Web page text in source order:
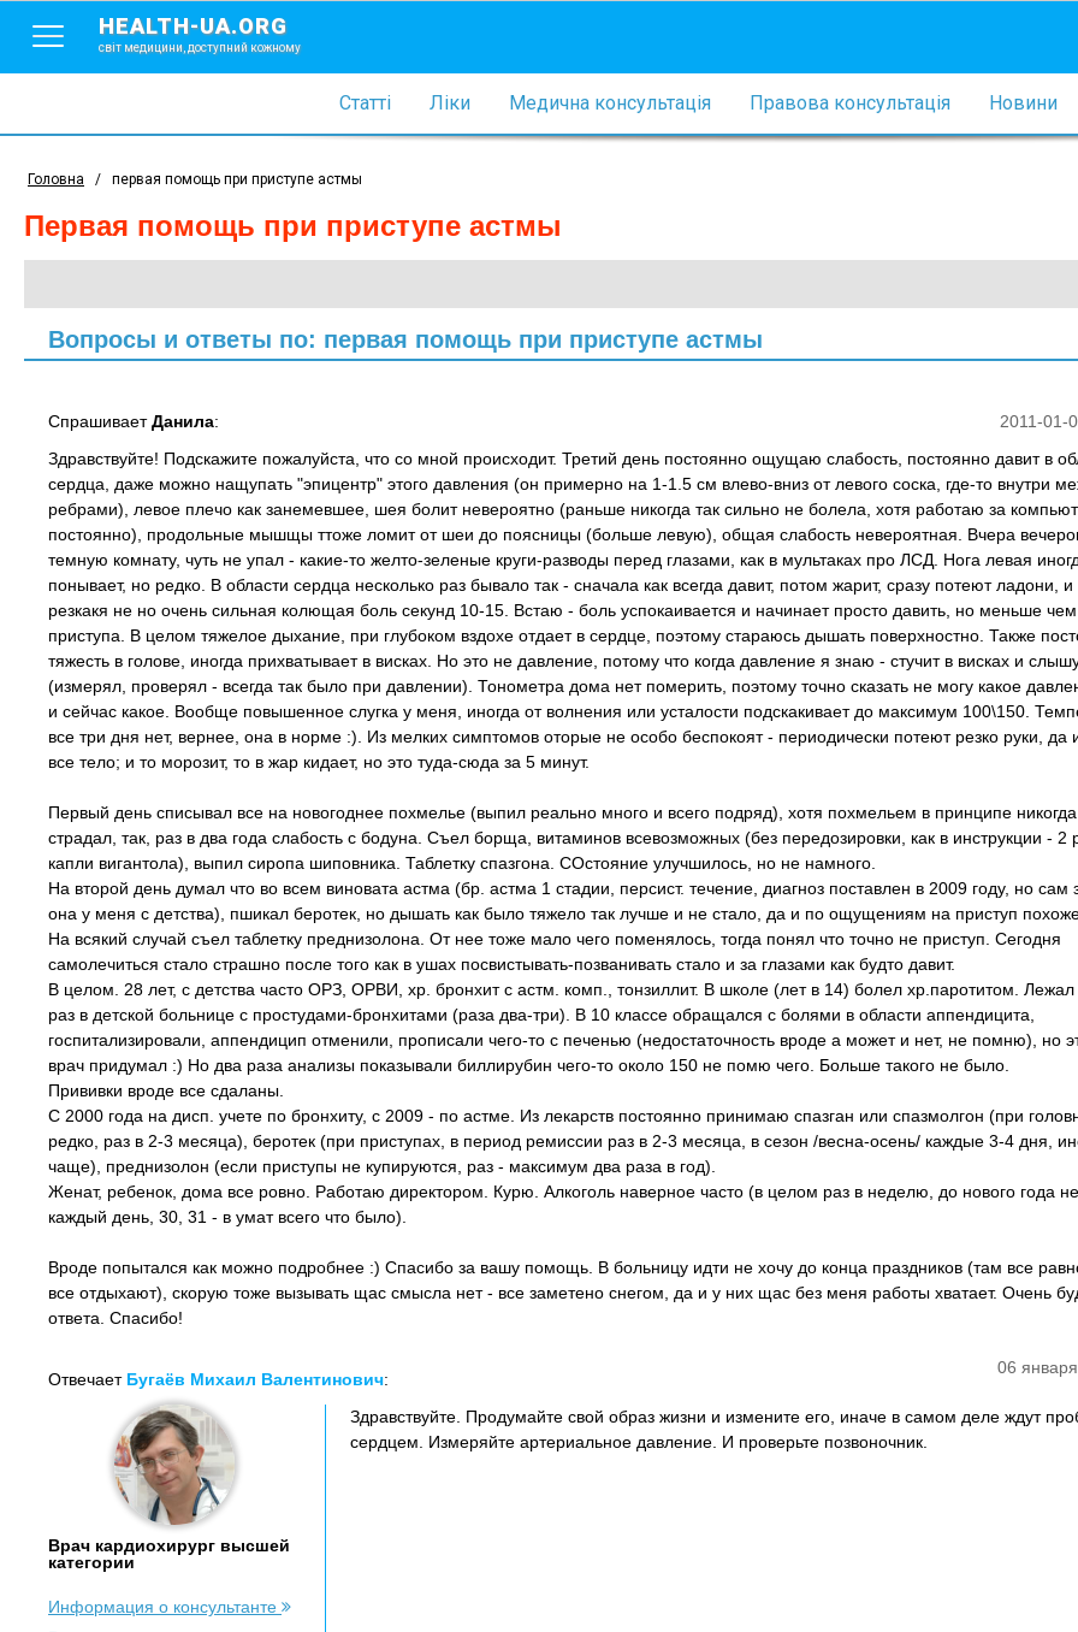
HEALTH-UA.ORG
світ медицини, доступний кожному
Статті Ліки Медична консультація Правова консультація Новини
Головна / первая помощь при приступе астмы
первая помощь при приступе астмы
Вопросы и ответы по: первая помощь при приступе астмы
2011-01-
СпрашиваетДанила:
Здравствуйте! Подскажите пожалуйста, что со мной происходит. Третий день постоянно ощущаю слабость, постоянно давит в
сердца, даже можно нащупать "эпицентр" этого давления (он примерно на 1-1.5 см влево-вниз от левого соска, где-то внутри
ребрами), левое плечо как занемевшее, шея болит невероятно (раньше никогда так сильно не болела, хотя работаю за
постоянно), продольные мышщы ттоже ломит от шеи до поясницы (больше левую), общая слабость невероятная. Вчера
темную комнату, чуть не упал - какие-то желто-зеленые круги-разводы перед глазами, как в мультаках про ЛСД. Нога левая
понывает, но редко. В области сердца несколько раз бывало так - сначала как всегда давит, потом жарит, сразу потеют ладони,
резкакя не но очень сильная колющая боль секунд 10-15. Встаю - боль успокаивается и начинает просто давить, но меньше
приступа. В целом тяжелое дыхание, при глубоком вздохе отдает в сердце, поэтому стараюсь дышать поверхностно. Также
тяжесть в голове, иногда прихватывает в висках. Но это не давление, потому что когда давление я знаю - стучит в висках и
(измерял, проверял - всегда так было при давлении). Тонометра дома нет померить, поэтому точно сказать не могу какое
и сейчас какое. Вообще повышенное слугка у меня, иногда от волнения или усталости подскакивает до максимум 100\150.
все три дня нет, вернее, она в норме :). Из мелких симптомов оторые не особо беспокоят - периодически потеют резко руки, да
все тело; и то морозит, то в жар кидает, но это туда-сюда за 5 минут.
Первый день списывал все на новогоднее похмелье (выпил реально много и всего подряд), хотя похмельем в принципе
страдал, так, раз в два года слабость с бодуна. Съел борща, витаминов всевозможных (без передозировки, как в инструкции - 2
капли вигантола), выпил сиропа шиповника. Таблетку спазгона. СОстояние улучшилось, но не намного.
На второй день думал что во всем виновата астма (бр. астма 1 стадии, персист. течение, диагноз поставлен в 2009 году, но сам
она у меня с детства), пшикал беротек, но дышать как было тяжело так лучше и не стало, да и по ощущениям на приступ
На всякий случай съел таблетку преднизолона. От нее тоже мало чего поменялось, тогда понял что точно не приступ. Сегодня
самолечиться стало страшно после того как в ушах посвистывать-позванивать стало и за глазами как будто давит.
В целом. 28 лет, с детства часто ОРЗ, ОРВИ, хр. бронхит с астм. комп., тонзиллит. В школе (лет в 14) болел хр.паротитом. Лежал
раз в детской больнице с простудами-бронхитами (раза два-три). В 10 классе обращался с болями в области аппендицита,
госпитализировали, аппендицип отменили, прописали чего-то с печенью (недостаточность вроде а может и нет, не помню), но
врач придумал :) Но два раза анализы показывали биллирубин чего-то около 150 не помю чего. Больше такого не было.
Прививки вроде все сдаланы.
С 2000 года на дисп. учете по бронхиту, с 2009 - по астме. Из лекарств постоянно принимаю спазган или спазмолгон (при
редко, раз в 2-3 месяца), беротек (при приступах, в период ремиссии раз в 2-3 месяца, в сезон /весна-осень/ каждые 3-4 дня,
чаще), преднизолон (если приступы не купируются, раз - максимум два раза в год).
Женат, ребенок, дома все ровно. Работаю директором. Курю. Алкоголь наверное часто (в целом раз в неделю, до нового года
каждый день, 30, 31 - в умат всего что было).
Вроде попытался как можно подробнее :) Спасибо за вашу помощь. В больницу идти не хочу до конца праздников (там все
все отдыхают), скорую тоже вызывать щас смысла нет - все заметено снегом, да и у них щас без меня работы хватает. Очень
ответа. Спасибо!
06
Отвечает Бугаёв Михаил Валентинович:
Врач кардиохирург высшей
категории
Информация о консультанте
Здравствуйте. Продумайте свой образ жизни и измените его, иначе в самом деле ждут
сердцем. Измеряйте артериальное давление. И проверьте позвоночник.